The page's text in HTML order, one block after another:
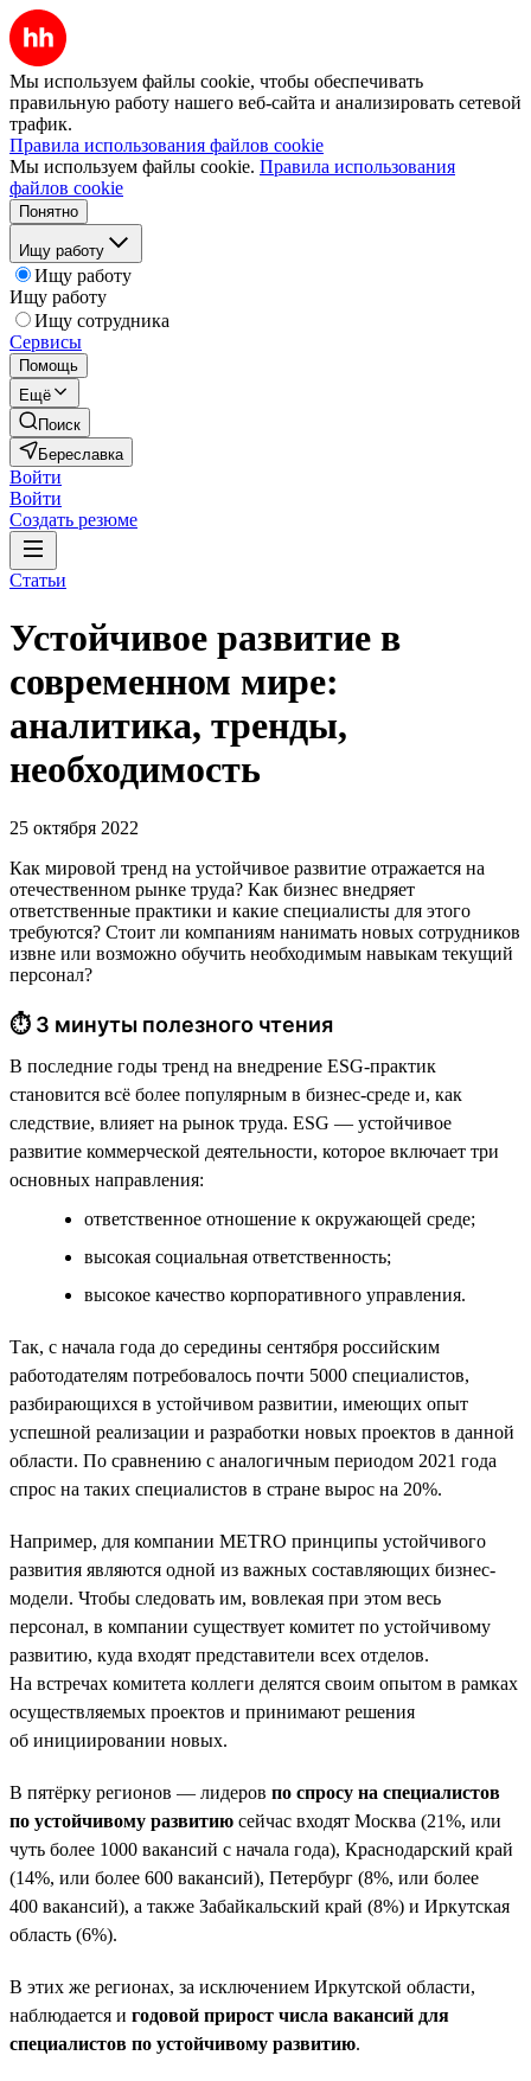
Мы используем файлы cookie, чтобы обеспечивать
правильную работу нашего веб-сайта и анализировать сетевой
трафик.
Правила использования файлов cookie
Мы используем файлы cookie. Правила использования
файлов cookie
Понятно
Ищу работу
Ищу работу
Ищу работу
Ищу сотрудника
Сервисы
Помощь
Ещё
Поиск
Береславка
Войти
Войти
Создать резюме
Статьи
Устойчивое развитие в
современном мире:
аналитика, тренды,
необходимость
25 октября 2022
Как мировой тренд на устойчивое развитие отражается на
отечественном рынке труда? Как бизнес внедряет
ответственные практики и какие специалисты для этого
требуются? Стоит ли компаниям нанимать новых сотрудников
извне или возможно обучить необходимым навыкам текущий
персонал?
⏱ 3 минуты полезного чтения
В последние годы тренд на внедрение ESG-практик
становится всё более популярным в бизнес-среде и, как
следствие, влияет на рынок труда. ESG — устойчивое
развитие коммерческой деятельности, которое включает три
основных направления:
ответственное отношение к окружающей среде;
высокая социальная ответственность;
высокое качество корпоративного управления.
Так, с начала года до середины сентября российским
работодателям потребовалось почти 5000 специалистов,
разбирающихся в устойчивом развитии, имеющих опыт
успешной реализации и разработки новых проектов в данной
области. По сравнению с аналогичным периодом 2021 года
спрос на таких специалистов в стране вырос на 20%.
Например, для компании METRO принципы устойчивого
развития являются одной из важных составляющих бизнес-
модели. Чтобы следовать им, вовлекая при этом весь
персонал, в компании существует комитет по устойчивому
развитию, куда входят представители всех отделов.
На встречах комитета коллеги делятся своим опытом в рамках
осуществляемых проектов и принимают решения
об инициировании новых.
В пятёрку регионов — лидеров по спросу на специалистов
по устойчивому развитию сейчас входят Москва (21%, или
чуть более 1000 вакансий с начала года), Краснодарский край
(14%, или более 600 вакансий), Петербург (8%, или более
400 вакансий), а также Забайкальский край (8%) и Иркутская
область (6%).
В этих же регионах, за исключением Иркутской области,
наблюдается и годовой прирост числа вакансий для
специалистов по устойчивому развитию.